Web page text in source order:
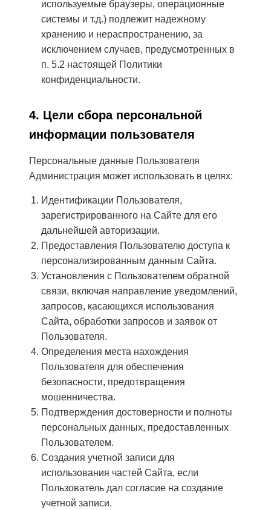
используемые браузеры, операционные
системы и т.д.) подлежит надежному
хранению и нераспространению, за
исключением случаев, предусмотренных в
п. 5.2 настоящей Политики
конфиденциальности.
4. Цели сбора персональной
информации пользователя
Персональные данные Пользователя
Администрация может использовать в целях:
Идентификации Пользователя,
зарегистрированного на Сайте для его
дальнейшей авторизации.
Предоставления Пользователю доступа к
персонализированным данным Сайта.
Установления с Пользователем обратной
связи, включая направление уведомлений,
запросов, касающихся использования
Сайта, обработки запросов и заявок от
Пользователя.
Определения места нахождения
Пользователя для обеспечения
безопасности, предотвращения
мошенничества.
Подтверждения достоверности и полноты
персональных данных, предоставленных
Пользователем.
Создания учетной записи для
использования частей Сайта, если
Пользователь дал согласие на создание
учетной записи.